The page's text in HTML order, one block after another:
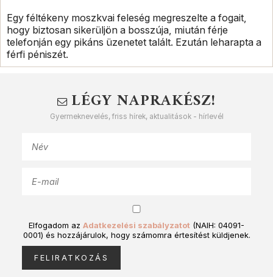
Egy féltékeny moszkvai feleség megreszelte a fogait,
hogy biztosan sikerüljön a bosszúja, miután férje
telefonján egy pikáns üzenetet talált. Ezután leharapta a
férfi péniszét.
LÉGY NAPRAKÉSZ!
Gyermeknevelés, friss hírek, aktualitások - hírlevél
Elfogadom az Adatkezelési szabályzatot (NAIH: 04091-
0001) és hozzájárulok, hogy számomra értesítést küldjenek.